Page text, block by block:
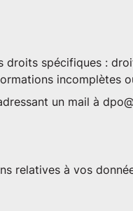
spécifiques :
incomplètes
un mail à
relatives à vos